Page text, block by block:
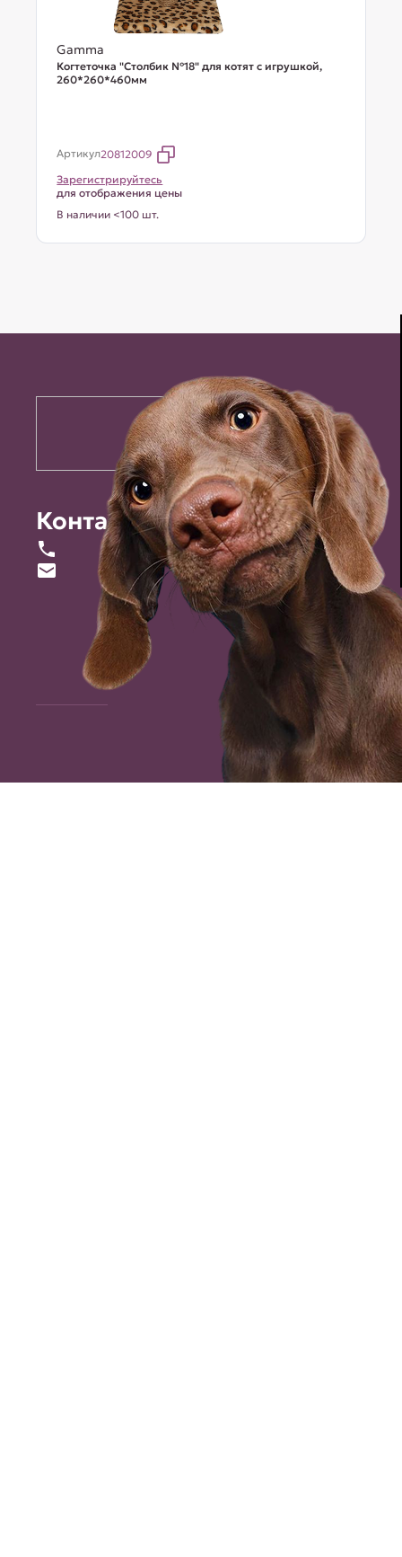
Gamma
Когтеточка "Столбик №18" для котят с игрушкой,
260*260*460мм
Артикул20812009
Зарегистрируйтесь
для отображения цены
В наличии <100 шт.
Контакты